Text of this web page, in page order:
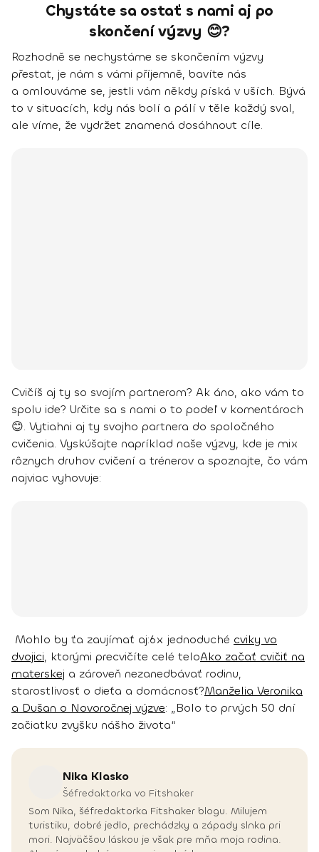
Chystáte sa ostať s nami aj po
skončení výzvy 😊?
Rozhodně se nechystáme se skončením výzvy
přestat, je nám s vámi příjemně, bavíte nás
a omlouváme se, jestli vám někdy píská v uších. Bývá
to v situacích, kdy nás bolí a pálí v těle každý sval,
ale víme, že vydržet znamená dosáhnout cíle.
Cvičíš aj ty so svojím partnerom? Ak áno, ako vám to
spolu ide? Určite sa s nami o to podeľ v komentároch
😊. Vytiahni aj ty svojho partnera do spoločného
cvičenia. Vyskúšajte napríklad naše výzvy, kde je mix
rôznych druhov cvičení a trénerov a spoznajte, čo vám
najviac vyhovuje:
Mohlo by ťa zaujímať aj:6x jednoduché cviky vo
dvojici, ktorými precvičíte celé teloAko začať cvičiť na
materskej a zároveň nezanedbávať rodinu,
starostlivosť o dieťa a domácnosť?Manželia Veronika
a Dušan o Novoročnej výzve: „Bolo to prvých 50 dní
začiatku zvyšku nášho života“
Nika Klasko
Šéfredaktorka vo Fitshaker
Som Nika, šéfredaktorka Fitshaker blogu. Milujem
turistiku, dobré jedlo, prechádzky a západy slnka pri
mori. Najväčšou láskou je však pre mňa moja rodina.